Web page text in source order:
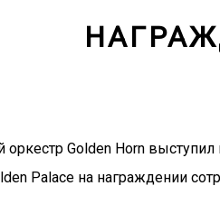
Golden Horn выступил
Palace на награждении